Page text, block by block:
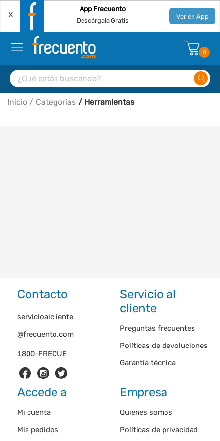
X
App Frecuento
Descárgala Gratis Ver en App
0
Inicio Categorías Herramientas
Contacto
1800-FRECUE
servicioalcliente
@frecuento.com
Servicio al
cliente
Preguntas frecuentes
Políticas de devoluciones
Garantía técnica
Accede a
Mi cuenta
Mis pedidos
Empresa
Quiénes somos
Políticas de privacidad